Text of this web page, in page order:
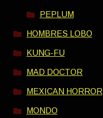
PEPLUM
HOMBRES LOBO
KUNG-FU
MAD DOCTOR
MEXICAN HORROR
MONDO